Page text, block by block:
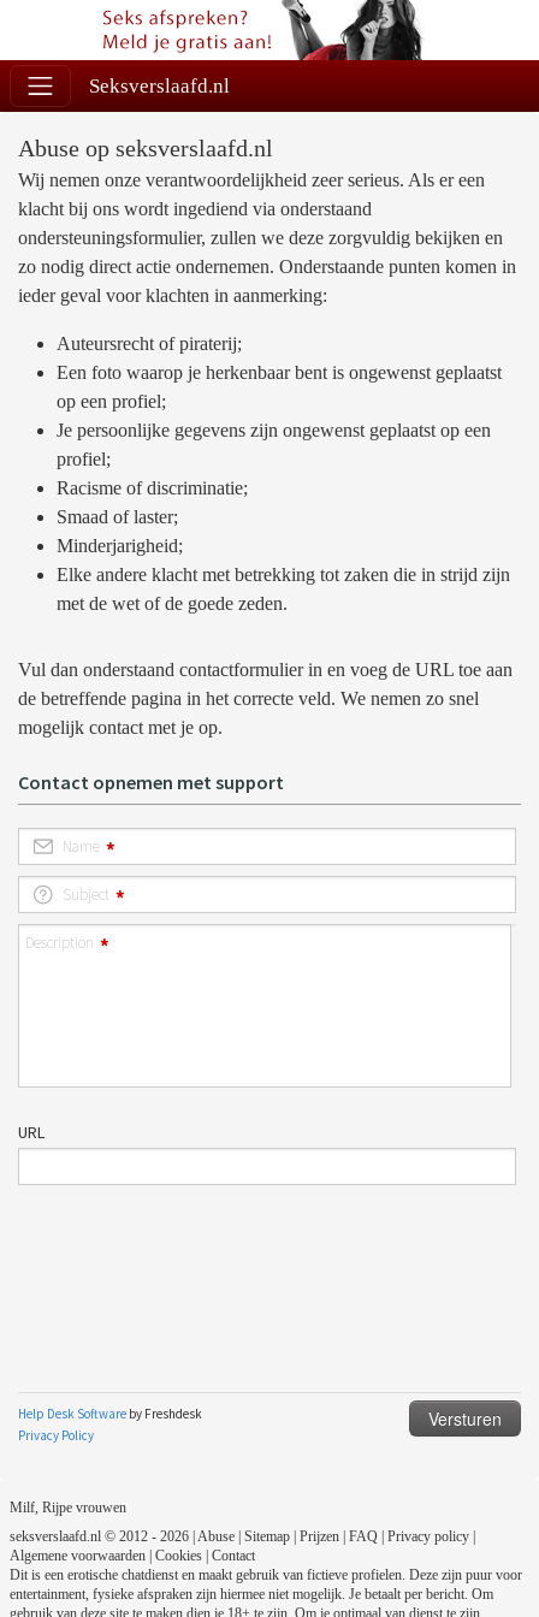
Seksverslaafd.nl
Abuse op seksverslaafd.nl
Wij nemen onze verantwoordelijkheid zeer serieus. Als er een
klacht bij ons wordt ingediend via onderstaand
ondersteuningsformulier, zullen we deze zorgvuldig bekijken en
zo nodig direct actie ondernemen. Onderstaande punten komen in
ieder geval voor klachten in aanmerking:
Auteursrecht of piraterij;
Een foto waarop je herkenbaar bent is ongewenst geplaatst
op een profiel;
Je persoonlijke gegevens zijn ongewenst geplaatst op een
profiel;
Racisme of discriminatie;
Smaad of laster;
Minderjarigheid;
Elke andere klacht met betrekking tot zaken die in strijd zijn
met de wet of de goede zeden.
Vul dan onderstaand contactformulier in en voeg de URL toe aan
de betreffende pagina in het correcte veld. We nemen zo snel
mogelijk contact met je op.
Milf, Rijpe vrouwen
seksverslaafd.nl © 2012 - 2026| Abuse| Sitemap| Prijzen| FAQ| Privacy policy|
Algemene voorwaarden| Cookies| Contact
Dit is een erotische chatdienst en maakt gebruik van fictieve profielen. Deze zijn puur voor
entertainment, fysieke afspraken zijn hiermee niet mogelijk. Je betaalt per bericht. Om
gebruik van deze site te maken dien je 18+ te zijn. Om je optimaal van dienst te zijn